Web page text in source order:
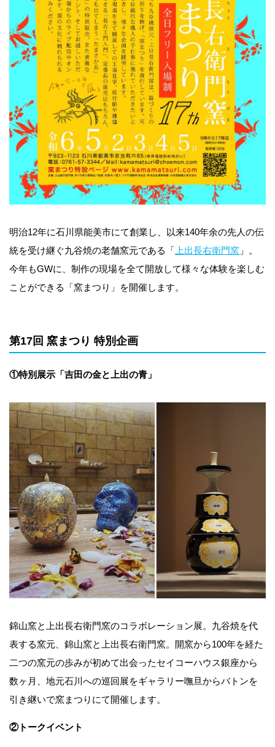
明治12年に石川県能美市にて創業し、以来140年余の先人の伝
統を受け継ぐ九谷焼の老舗窯元である「 上出長右衛門窯 」。
今年もGWに、制作の現場を全て開放して様々な体験を楽しむ
ことができる「窯まつり」を開催します。
第17回 窯まつり 特別企画
①特別展示「吉田の金と上出の青」
錦山窯と上出長右衛門窯のコラボレーション展。九谷焼を代
表する窯元、錦山窯と上出長右衛門窯。開窯から100年を経た
二つの窯元の歩みが初めて出会ったセイコーハウス銀座から
数ヶ月、地元石川への巡回展をギャラリー嘸旦からバトンを
引き継いで窯まつりにて開催します。
②トークイベント